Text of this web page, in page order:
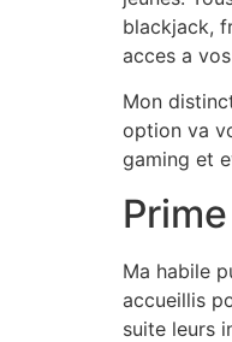
blackjack,
acces a
Mon
option va
gaming et
Ma habile
accueillis
suite leurs